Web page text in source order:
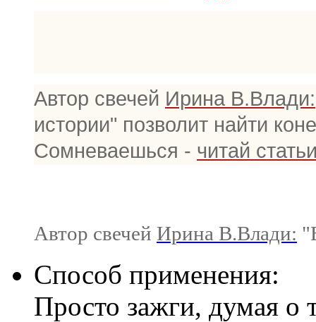
Автор свечей Ирина В.Влади:
истории" позволит найти
Сомневаешься - читай
Автор свечей Ирина В.Влади:
Способ применения:
Просто зажги, думая о